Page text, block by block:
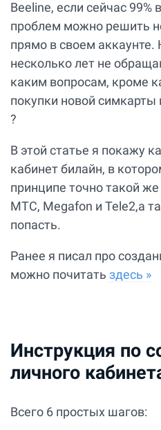
Beeline, если сейчас 99%
проблем можно решить
прямо в своем
несколько лет не
каким вопросам, кроме
покупки новой симкарты
?
В этой статье я покажу
кабинет билайн, в
принципе точно такой
МТС, Megafon и Tele2,а
попасть.
Ранее я писал про
можно почитать здесь »
Инструкция по
личного
Всего 6 простых шагов: